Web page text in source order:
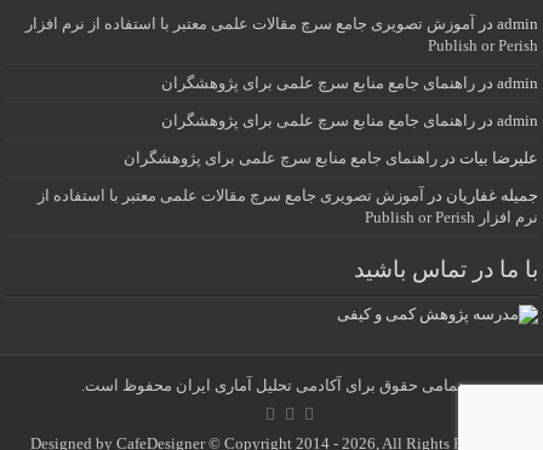
admin در
آموزش تصویری جامع سرچ مقالات علمی معتبر با استفاده از نرم افزار
Publish or Perish
admin درراهنمای جامع منابع سرچ علمی برای پژوهشگران
admin درراهنمای جامع منابع سرچ علمی برای پژوهشگران
علیرضا بیات درراهنمای جامع منابع سرچ علمی برای پژوهشگران
جمیله غفاریان در
آموزش تصویری جامع سرچ مقالات علمی معتبر با استفاده از
نرم افزار Publish or Perish
با ما در تماس باشید
تمامی حقوق برای آکادمی تحلیل آماری ایران محفوظ است.
Designed by CafeDesigner© Copyright 2014 - 2026, All Rights Reserved